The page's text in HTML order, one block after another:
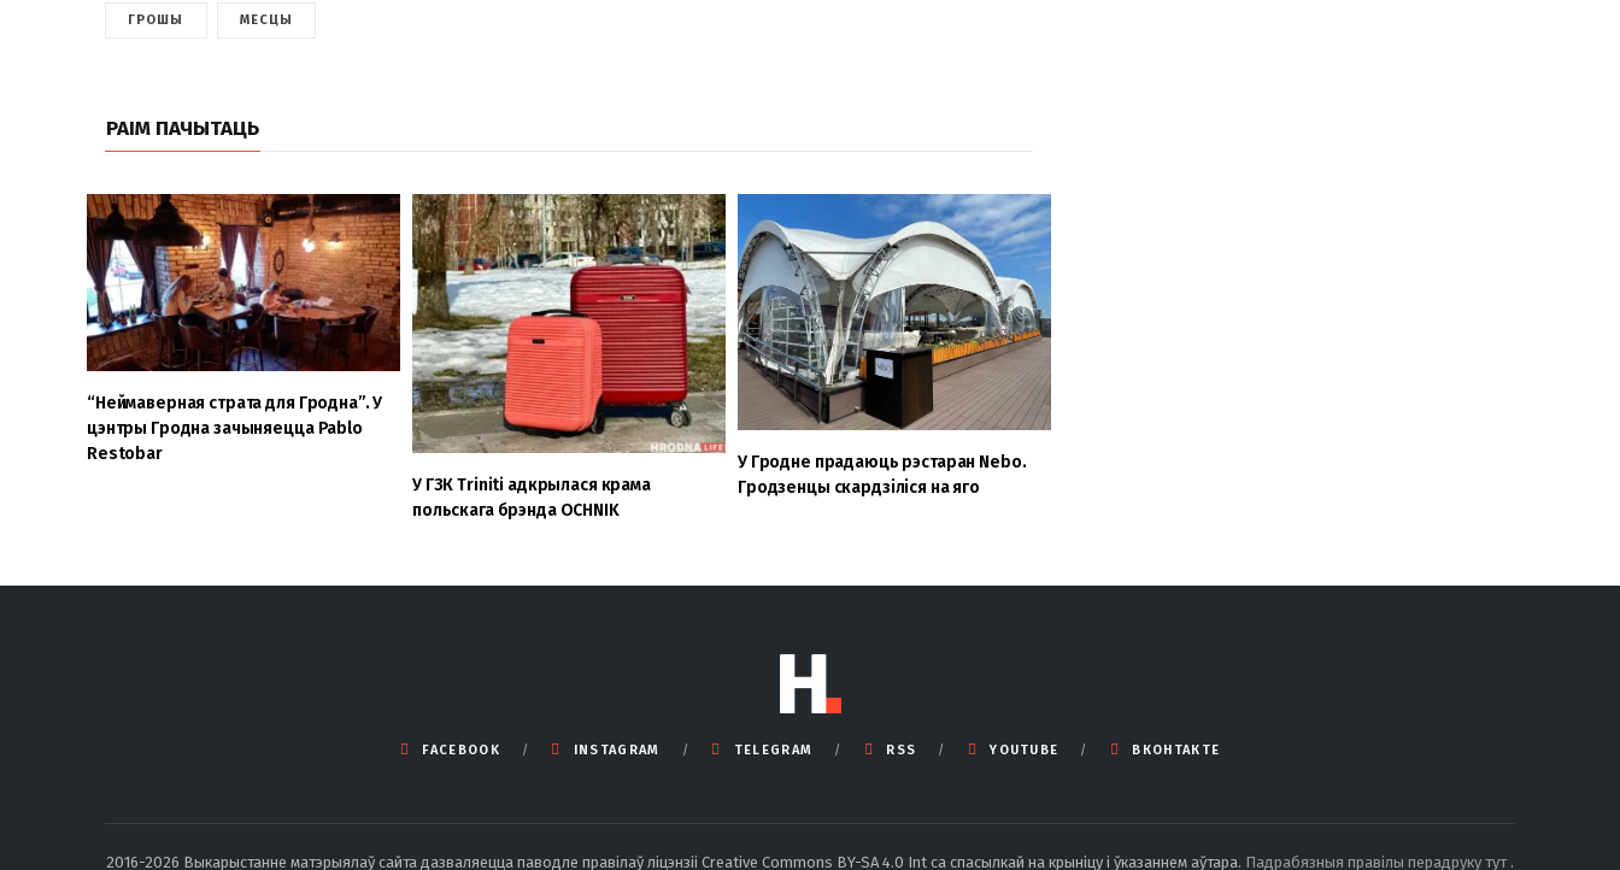
ГРОШЫ МЕСЦЫ
РАІМ ПАЧЫТАЦЬ
“Неймаверная страта для Гродна”. У
цэнтры Гродна зачыняецца Pablo
Restobar
У ГЗК Triniti адкрылася крама
польскага брэнда OCHNIK
У Гродне прадаюць рэстаран Nebo.
Гродзенцы скардзіліся на яго
FACEBOOK INSTAGRAM TELEGRAM RSS YOUTUBE ВКОНТАКТЕ
2016-2026 Выкарыстанне матэрыялаў сайта дазваляецца паводле правілаў ліцэнзіі Creative Commons BY-SA 4.0 Int са спасылкай на крыніцу і ўказаннем аўтара. Падрабязныя правілы перадруку тут .